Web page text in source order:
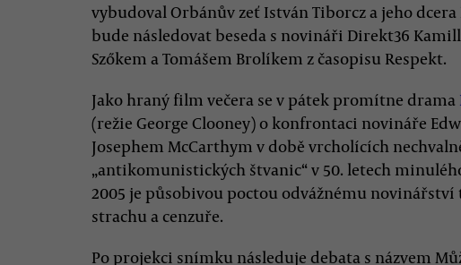
vybudoval Orbánův zeť István Tiborcz a jeho
bude následovat beseda s novináři Direkt36
Szőkem a Tomášem Brolíkem z časopisu Respekt.
Jako hraný film večera se v pátek promítne drama
(režie George Clooney) o konfrontaci novináře
Josephem McCarthym v době vrcholících
„antikomunistických štvanic“ v 50. letech
2005 je působivou poctou odvážnému
strachu a cenzuře.
Po projekci snímku následuje debata s názvem